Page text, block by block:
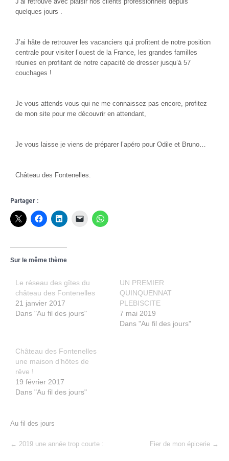
quelques jours .
J’ai hâte de retrouver les vacanciers qui profitent de notre position
centrale pour visiter l’ouest de la France, les grandes familles
réunies en profitant de notre capacité de dresser jusqu’à 57
couchages !
Je vous attends vous qui ne me connaissez pas encore, profitez
de mon site pour me découvrir en attendant,
Je vous laisse je viens de préparer l’apéro pour Odile et Bruno…
Château des Fontenelles.
Partager :
Sur le même thème
Le réseau des gîtes du
château des Fontenelles
21 janvier 2017
Dans "Au fil des jours"
UN PREMIER
QUINQUENNAT
PLEBISCITE
7 mai 2019
Dans "Au fil des jours"
Château des Fontenelles
une maison d’hôtes de
rêve !
19 février 2017
Dans "Au fil des jours"
Au fil des jours
Post
← 2019 une année trop courte : Fier de mon épicerie →